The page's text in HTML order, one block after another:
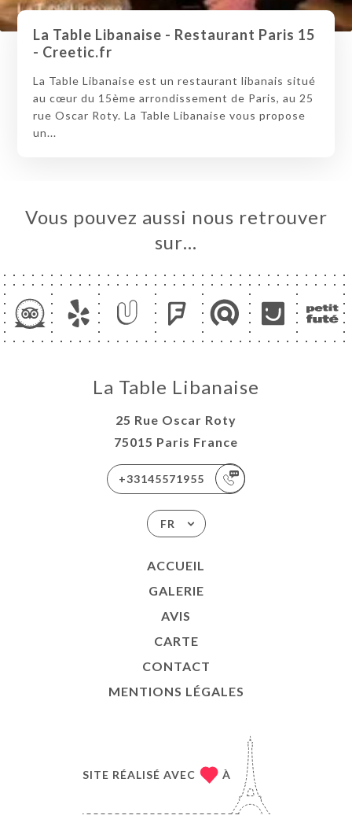
La Table Libanaise - Restaurant Paris 15
- Creetic.fr
La Table Libanaise est un restaurant libanais situé
au cœur du 15ème arrondissement de Paris, au 25
rue Oscar Roty. La Table Libanaise vous propose
un...
Vous pouvez aussi nous retrouver
sur…
La Table Libanaise
25 Rue Oscar Roty
75015 Paris France
+33145571955
FR
ACCUEIL
GALERIE
AVIS
CARTE
CONTACT
MENTIONS LÉGALES
SITE RÉALISÉ AVEC À